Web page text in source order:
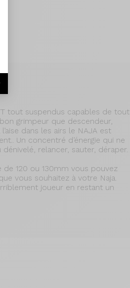
tout suspendus capables de tout
grimpeur que descendeur,
dans les airs le NAJA est
Un concentré d’énergie qui ne
dénivelé, relancer, sauter, déraper.
120 ou 130mm vous pouvez
vous souhaitez à votre Naja.
joueur en restant un